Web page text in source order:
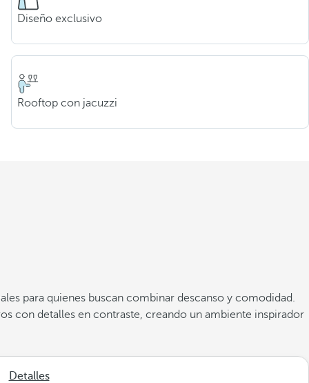
Diseño exclusivo
Rooftop con jacuzzi
para quienes buscan combinar descanso y comodidad.
con detalles en contraste, creando un ambiente inspirador
Detalles